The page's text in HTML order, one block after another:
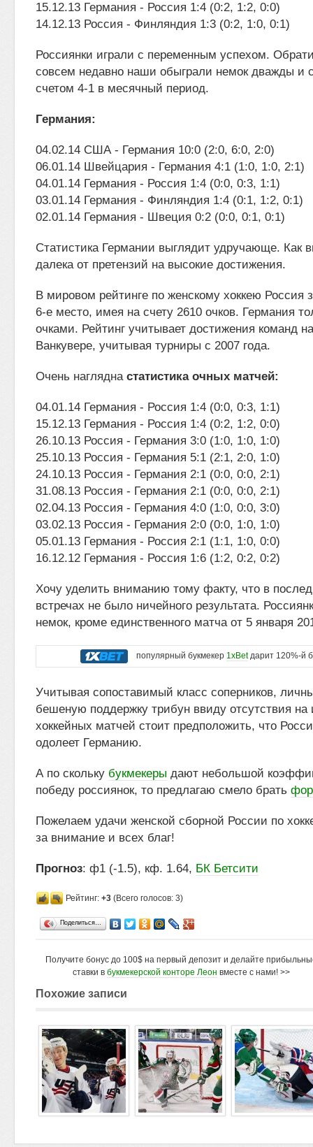
15.12.13 Германия - Россия 1:4 (0:2, 1:2, 0:0)
14.12.13 Россия - Финляндия 1:3 (0:2, 1:0, 0:1)
Россиянки играли с переменным успехом.
совсем недавно наши обыграли немок дважды и
счетом 4-1 в месячный период.
Германия:
04.02.14 США - Германия 10:0 (2:0, 6:0, 2:0)
06.01.14 Швейцария - Германия 4:1 (1:0, 1:0, 2:1)
04.01.14 Германия - Россия 1:4 (0:0, 0:3, 1:1)
03.01.14 Германия - Финляндия 1:4 (0:1, 1:2, 0:1)
02.01.14 Германия - Швеция 0:2 (0:0, 0:1, 0:1)
Статистика Германии выглядит удручающе. Как
далека от претензий на высокие достижения.
В мировом рейтинге по женскому хоккею Россия
6-е место, имея на счету 2610 очков. Германия
очками. Рейтинг учитывает достижения команд
Ванкувере, учитывая турниры с 2007 года.
Очень наглядна статистика очных матчей:
04.01.14 Германия - Россия 1:4 (0:0, 0:3, 1:1)
15.12.13 Германия - Россия 1:4 (0:2, 1:2, 0:0)
26.10.13 Россия - Германия 3:0 (1:0, 1:0, 1:0)
25.10.13 Россия - Германия 5:1 (2:1, 2:0, 1:0)
24.10.13 Россия - Германия 2:1 (0:0, 0:0, 2:1)
31.08.13 Россия - Германия 2:1 (0:0, 0:0, 2:1)
02.04.13 Россия - Германия 4:0 (1:0, 0:0, 3:0)
03.02.13 Россия - Германия 2:0 (0:0, 1:0, 1:0)
05.01.13 Германия - Россия 2:1 (1:1, 1:0, 0:0)
16.12.12 Германия - Россия 1:6 (1:2, 0:2, 0:2)
Хочу уделить вниманию тому факту, что в
встречах не было ничейного результата.
немок, кроме единственного матча от 5 января
популярный букмекер 1xBetдарит 120%-й
Учитывая сопоставимый класс соперников,
бешеную поддержку трибун ввиду отсутствия на
хоккейных матчей стоит предположить, что
одолеет Германию.
А по скольку букмекеры дают небольшой
победу россиянок, то предлагаю смело брать
Пожелаем удачи женской сборной России по
за внимание и всех благ!
Прогноз: ф1 (-1.5), кф. 1.64, БК Бетсити
Рейтинг: +3 (Всего голосов: 3)
Поделиться…
Получите бонус до 100$ на первый депозит и делайте
ставки в букмекерской конторе Леон вместе с нами! >>
Похожие записи